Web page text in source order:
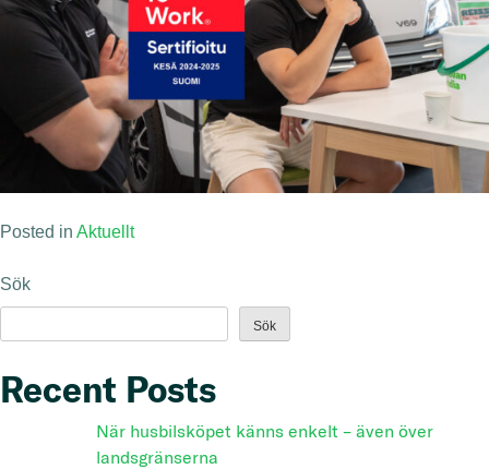
Posted in Aktuellt
Sök
Sök
Recent Posts
När husbilsköpet känns enkelt – även över
landsgränserna